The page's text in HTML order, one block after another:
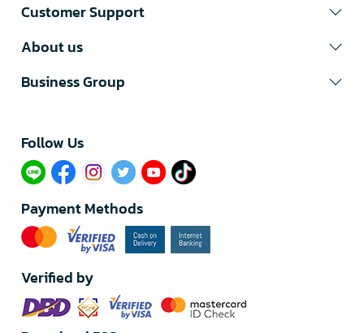
Customer Support
About us
Business Group
Follow Us​
Payment Methods
Verified by